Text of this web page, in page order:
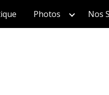
Photos Nos